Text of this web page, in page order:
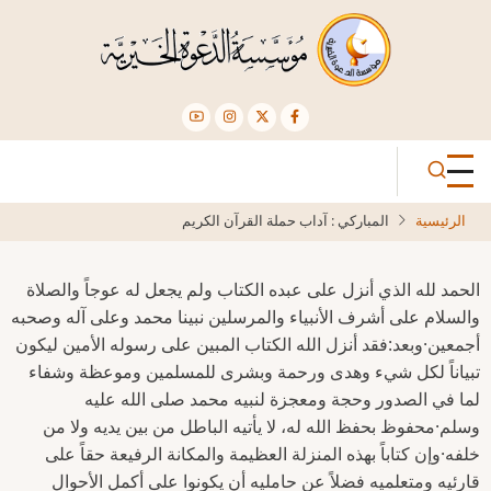
الرئيسية المباركي : آداب حملة القرآن الكريم
الحمد لله الذي أنزل على عبده الكتاب ولم يجعل له عوجاً والصلاة
والسلام على أشرف الأنبياء والمرسلين نبينا محمد وعلى آله وصحبه
أجمعين·وبعد:فقد أنزل الله الكتاب المبين على رسوله الأمين ليكون
تبياناً لكل شيء وهدى ورحمة وبشرى للمسلمين وموعظة وشفاء
لما في الصدور وحجة ومعجزة لنبيه محمد صلى الله عليه
وسلم·محفوظ بحفظ الله له، لا يأتيه الباطل من بين يديه ولا من
خلفه·وإن كتاباً بهذه المنزلة العظيمة والمكانة الرفيعة حقاً على
قارئيه ومتعلميه فضلاً عن حامليه أن يكونوا على أكمل الأحوال